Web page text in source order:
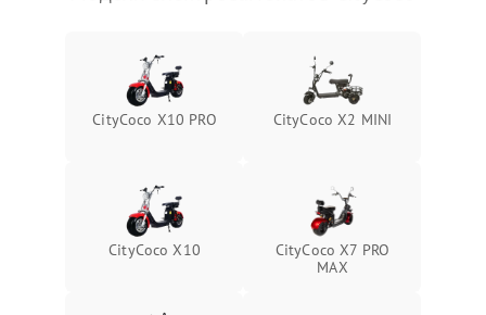
CityCoco X10 PRO CityCoco X2 MINI
CityCoco X10
CityCoco X7 PRO
MAX